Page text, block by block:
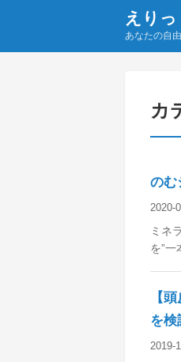
えりっ
あなたの自
カ
のむ
2020-
ミネ
を”
【
を検
2019-